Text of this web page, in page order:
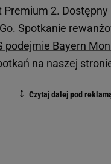
2.
Spotkanie
podejmie Bayern
na naszej